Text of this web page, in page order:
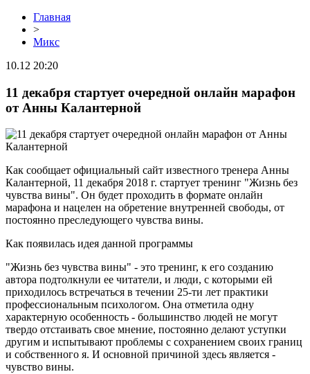
Главная
>
Микс
10.12 20:20
11 декабря стартует очередной онлайн марафон
от Анны Калантерной
Как сообщает официальный сайт известного тренера Анны
Калантерной, 11 декабря 2018 г. стартует тренинг "Жизнь без
чувства вины". Он будет проходить в формате онлайн
марафона и нацелен на обретение внутренней свободы, от
постоянно преследующего чувства вины.
Как появилась идея данной программы
"Жизнь без чувства вины" - это тренинг, к его созданию
автора подтолкнули ее читатели, и люди, с которыми ей
приходилось встречаться в течении 25-ти лет практики
профессиональным психологом. Она отметила одну
характерную особенность - большинство людей не могут
твердо отстаивать свое мнение, постоянно делают уступки
другим и испытывают проблемы с сохранением своих границ
и собственного я. И основной причиной здесь является -
чувство вины.